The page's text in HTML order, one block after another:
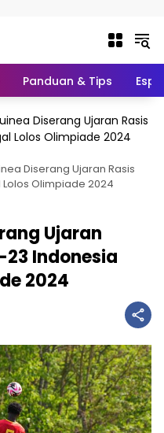
Panduan & Tips
Diserang Ujaran Rasis
Lolos Olimpiade 2024
Diserang Ujaran Rasis
Olimpiade 2024
Ujaran
23 Indonesia
2024